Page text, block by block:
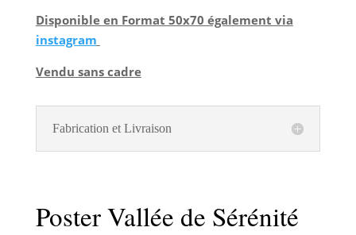
Sérénité
Disponible en Format 50x70 également via
instagram
Vendu sans cadre
Fabrication et Livraison
Poster Vallée de Sérénité